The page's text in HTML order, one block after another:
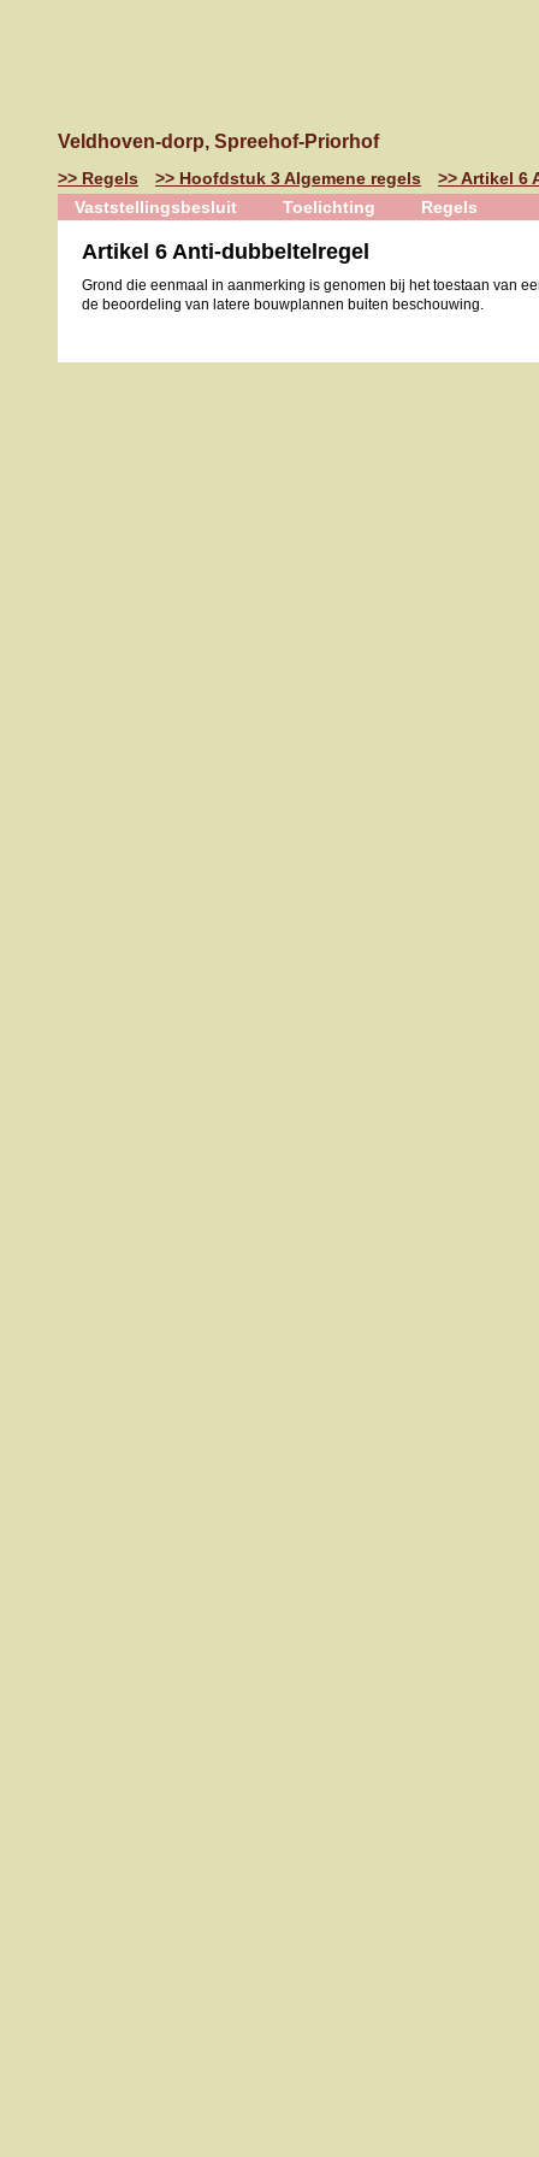
Veldhoven-dorp, Spreehof-Priorhof
Regels Hoofdstuk 3 Algemene regels
Artikel 6
Vaststellingsbesluit
Toelichting Regels
Artikel 6 Anti-dubbeltelregel
Grond die eenmaal in aanmerking is genomen bij het toestaan van
de beoordeling van latere bouwplannen buiten beschouwing.